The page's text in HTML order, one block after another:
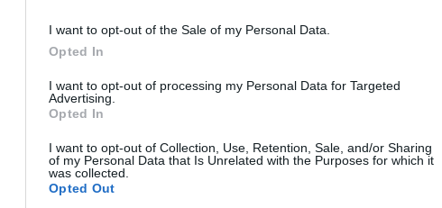
I want to opt-out of the Sale of my Personal Data.
Opted In
I want to opt-out of processing my Personal Data for Targeted
Advertising.
Opted In
I want to opt-out of Collection, Use, Retention, Sale, and/or Sharing
of my Personal Data that Is Unrelated with the Purposes for which it
was collected.
Opted Out
ampia operazione di servizio condotta dai militari del Gruppo Vicenza
delle misure agevolative previste per gli interventi edilizi
(D.L. 34/2020), normativa che consente, a fronte di interventi
esterne degli edifici, la possibilità di beneficiare, per l’appunto,
di maturare un credito d’imposta cedibile a terzi di valore
per i lavori realizzati.
emerso che circa mezzo milione di euro derivante dalla